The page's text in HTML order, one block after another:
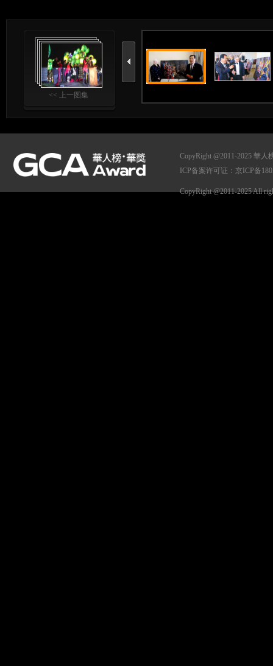
<< 上一图集
CopyRight @2011-2025 華
ICP备案许可证：京ICP备
CopyRight @2011-2025 All